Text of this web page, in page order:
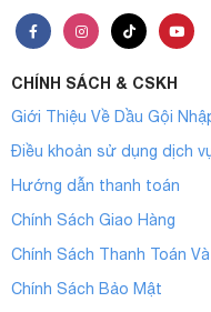
CHÍNH SÁCH & CSKH
Giới Thiệu Về Dầu Gội
Điều khoản sử dụng dịch
Hướng dẫn thanh toán
Chính Sách Giao Hàng
Chính Sách Thanh Toán
Chính Sách Bảo Mật